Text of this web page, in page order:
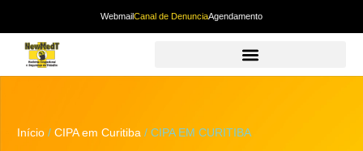
WebmailCanal de DenunciaAgendamento
Início /CIPA em Curitiba / CIPA EM CURITIBA